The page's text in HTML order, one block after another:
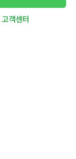
고객센터